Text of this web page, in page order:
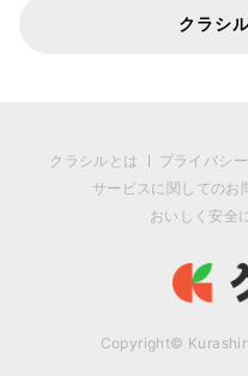
クラシ
クラシルとは プライバシ
サービスに関してのお
おいしく安全
Copyright©